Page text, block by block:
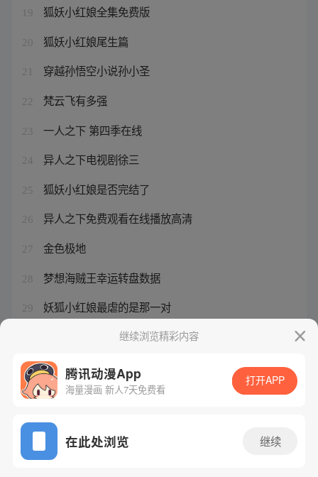
19 狐妖小红娘全集免费版
20 狐妖小红娘尾生篇
21 穿越孙悟空小说孙小圣
22 梵云飞有多强
23 一人之下 第四季在线
24 异人之下电视剧徐三
25 狐妖小红娘是否完结了
26 异人之下免费观看在线播放高清
27 金色极地
28 梦想海贼王幸运转盘数据
29 妖狐小红娘最虐的是那一对
龙珠超2魔罗篇下一部是啥
继续浏览精彩内容
腾讯动漫App
海量漫画 新人7天免费看
打开APP
在此处浏览 继续
网站备案/许可证号：粤B2-20090059-5
Copyright©1998 - 2026 Tencent. All Rights Reserved